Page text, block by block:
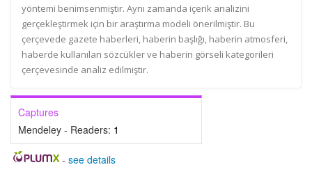
yöntemi benimsenmiştir. Aynı zamanda içerik analizini
gerçekleştirmek için bir araştırma modeli önerilmiştir. Bu
çerçevede gazete haberleri, haberin başlığı, haberin atmosferi,
haberde kullanılan sözcükler ve haberin görseli kategorileri
çerçevesinde analiz edilmiştir.
Captures
Mendeley - Readers: 1
- see details